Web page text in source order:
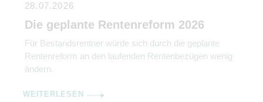
28.07.2026
Die geplante Rentenreform 2026
Für Bestandsrentner würde sich durch die geplante
Rentenreform an den laufenden Rentenbezügen wenig
ändern.
WEITERLESEN